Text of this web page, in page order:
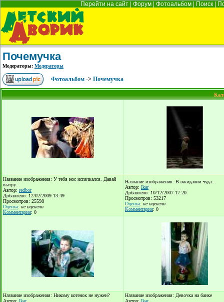
Перейти на сайт Форум Фотоальбом Поиск
Почемучка
Модераторы: Модераторы
Фотоальбом -> Почемучка
Название изображения: У тебя нос испачкался. Давай
вытру...
Автор: redbor
Добавлено: 12/02/2009 13:49
Просмотров: 25598
Оценка: не оценено
Комментарии: 0
Название изображения: В ожидании чуда...
Автор: Ikar
Добавлено: 10/12/2007 17:20
Просмотров: 53217
Оценка: не оценено
Комментарии: 0
Название изображения: Никому котенок не нужен?
Автор: Ikar
Название изображения: Девочка на банке
Автор: Ikar